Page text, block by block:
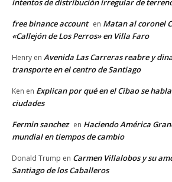
intentos de distribución irregular de
free binance account en Matan al coronel
«Callejón de Los Perros» en Villa Faro
Henry en Avenida Las Carreras reabre y
transporte en el centro de Santiago
Ken en Explican por qué en el Cibao se
ciudades
Fermin sanchez en Haciendo América
mundial en tiempos de cambio
Donald Trump en Carmen Villalobos y su
Santiago de los Caballeros